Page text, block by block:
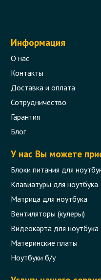
Информация
О нас
Контакты
Доставка и оплата
Сотрудничество
Гарантия
Блог
У нас Вы можете
Блоки питания для
Клавиатуры для ноутбука
Матрица для ноутбука
Вентиляторы (кулеры)
Видеокарта для ноутбука
Материнские платы
Ноутбуки б/у